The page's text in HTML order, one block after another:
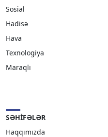
Sosial
Hadisə
Hava
Texnologiya
Maraqlı
SƏHIFƏLƏR
Haqqımızda